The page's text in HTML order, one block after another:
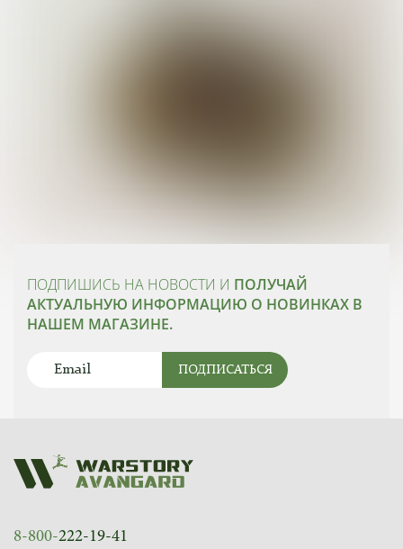
ПОДПИШИСЬ НА НОВОСТИ И ПОЛУЧАЙ
АКТУАЛЬНУЮ ИНФОРМАЦИЮ О НОВИНКАХ В
НАШЕМ МАГАЗИНЕ.
ПОДПИСАТЬСЯ
8-800-222-19-41